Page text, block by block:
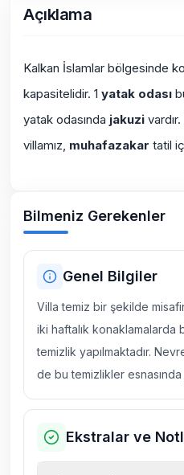
Açıklama
Kalkan İslamlar bölgesinde
kapasitelidir. 1 yatak odası
yatak odasında jakuzi vardır.
villamız, muhafazakar tatil
Bilmeniz Gerekenler
Genel Bilgiler
Villa temiz bir şekilde
iki haftalık konaklamalarda
temizlik yapılmaktadır.
de bu temizlikler esnasında
Ekstralar ve